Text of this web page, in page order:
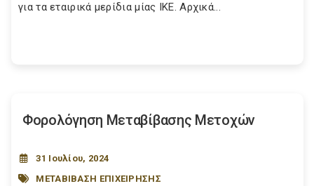
για τα εταιρικά μερίδια μίας ΙΚΕ. Αρχικά...
Φορολόγηση Μεταβίβασης Μετοχών
31 Ιουλίου, 2024
ΜΕΤΑΒΙΒΑΣΗ ΕΠΙΧΕΙΡΗΣΗΣ